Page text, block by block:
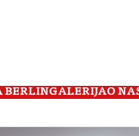
BERLINGALERIJAO